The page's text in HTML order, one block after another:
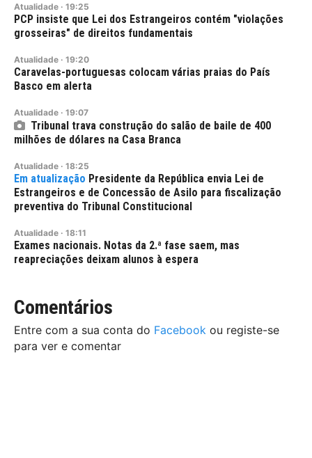
Atualidade · 19:25
PCP insiste que Lei dos Estrangeiros contém "violações
grosseiras" de direitos fundamentais
Atualidade · 19:20
Caravelas-portuguesas colocam várias praias do País
Basco em alerta
Atualidade · 19:07
Tribunal trava construção do salão de baile de 400
milhões de dólares na Casa Branca
Atualidade · 18:25
Presidente da República envia Lei de
Estrangeiros e de Concessão de Asilo para fiscalização
preventiva do Tribunal Constitucional
Atualidade · 18:11
Exames nacionais. Notas da 2.ª fase saem, mas
reapreciações deixam alunos à espera
Comentários
Entre com a sua conta do Facebook ou registe-se
para ver e comentar